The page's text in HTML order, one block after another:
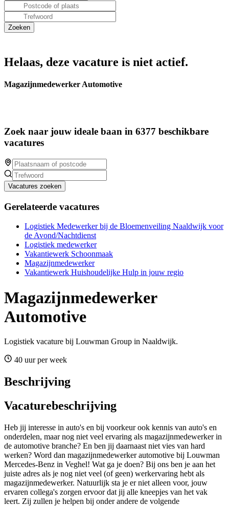
Helaas, deze vacature is niet actief.
Magazijnmedewerker Automotive
Zoek naar jouw ideale baan in 6377 beschikbare
vacatures
Vacatures zoeken
Gerelateerde vacatures
Logistiek Medewerker bij de Bloemenveiling Naaldwijk voor
de Avond/Nachtdienst
Logistiek medewerker
Vakantiewerk Schoonmaak
Magazijnmedewerker
Vakantiewerk Huishoudelijke Hulp in jouw regio
Magazijnmedewerker
Automotive
Logistiek vacature bij Louwman Group in Naaldwijk.
40 uur per week
Beschrijving
Vacaturebeschrijving
Heb jij interesse in auto's en bij voorkeur ook kennis van auto's en
onderdelen, maar nog niet veel ervaring als magazijnmedewerker in
de automotive branche? En ben jij daarnaast niet vies van hard
werken? Word dan magazijnmedewerker automotive bij Louwman
Mercedes-Benz in Veghel! Wat ga je doen? Bij ons ben je aan het
juiste adres als je nog niet veel (of geen) werkervaring hebt als
magazijnmedewerker. Natuurlijk sta je er niet alleen voor, jouw
ervaren collega's zorgen ervoor dat jij alle kneepjes van het vak
leert. Zij zullen je helpen bij onder andere de volgende